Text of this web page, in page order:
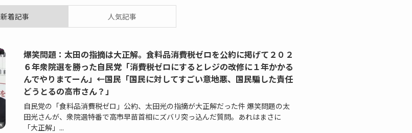
新着記事 人気記事
爆笑問題：太田の指摘は大正解。食料品消費税ゼロを公約に掲げて２０２
６年衆院選を勝った自民党「消費税ゼロにするとレジの改修に１年かかる
んでやりまてーん」←国民「国民に対してすごい意地悪、国民騙した責任
どうとるの高市さん？」
自民党の「食料品消費税ゼロ」公約、太田光の指摘が大正解だった件 爆笑問題の太
田光さんが、衆院選特番で高市早苗首相にズバリ突っ込んだ質問。あれはまさに
「大正解」...